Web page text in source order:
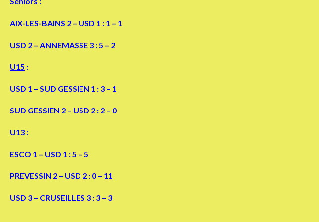
AIX-LES-BAINS 2 – USD 1 : 1 – 1
USD 2 – ANNEMASSE 3 : 5 – 2
U15 :
USD 1 – SUD GESSIEN 1 : 3 – 1
SUD GESSIEN 2 – USD 2 : 2 – 0
U13 :
ESCO 1 – USD 1 : 5 – 5
PREVESSIN 2 – USD 2 : 0 – 11
USD 3 – CRUSEILLES 3 : 3 – 3